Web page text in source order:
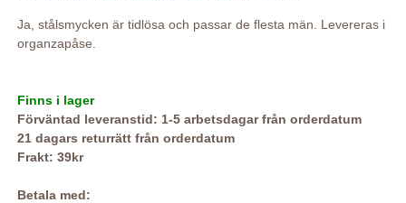
Ja, stålsmycken är tidlösa och passar de flesta män. Levereras i
organzapåse.
Finns i lager
Förväntad leveranstid: 1-5 arbetsdagar från orderdatum
21 dagars returrätt från orderdatum
Frakt: 39kr
Betala med: